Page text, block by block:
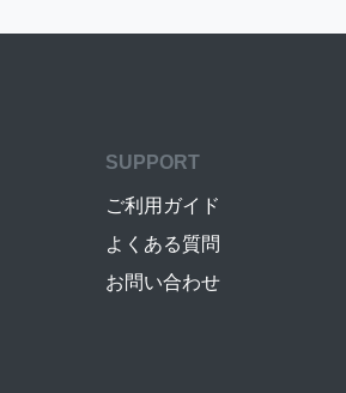
SUPPORT
ご利用ガイド
よくある質問
お問い合わせ